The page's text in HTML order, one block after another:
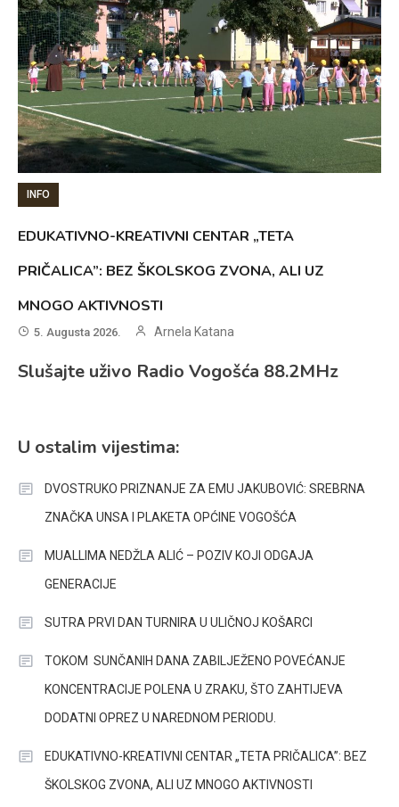
INFO
EDUKATIVNO-KREATIVNI CENTAR „TETA
PRIČALICA”: BEZ ŠKOLSKOG ZVONA, ALI UZ
MNOGO AKTIVNOSTI
5. Augusta 2026. Arnela Katana
Slušajte uživo Radio Vogošća 88.2MHz
U ostalim vijestima:
DVOSTRUKO PRIZNANJE ZA EMU JAKUBOVIĆ: SREBRNA
ZNAČKA UNSA I PLAKETA OPĆINE VOGOŠĆA
MUALLIMA NEDŽLA ALIĆ – POZIV KOJI ODGAJA
GENERACIJE
SUTRA PRVI DAN TURNIRA U ULIČNOJ KOŠARCI
TOKOM SUNČANIH DANA ZABILJEŽENO POVEĆANJE
KONCENTRACIJE POLENA U ZRAKU, ŠTO ZAHTIJEVA
DODATNI OPREZ U NAREDNOM PERIODU.
EDUKATIVNO-KREATIVNI CENTAR „TETA PRIČALICA”: BEZ
ŠKOLSKOG ZVONA, ALI UZ MNOGO AKTIVNOSTI